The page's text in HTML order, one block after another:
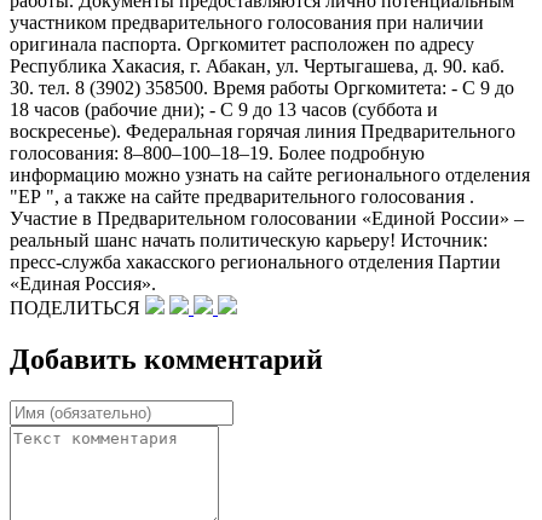
участником предварительного голосования при наличии
оригинала паспорта. Оргкомитет расположен по адресу
Республика Хакасия, г. Абакан, ул. Чертыгашева, д. 90. каб.
30. тел. 8 (3902) 358500. Время работы Оргкомитета: - С 9 до
18 часов (рабочие дни); - С 9 до 13 часов (суббота и
воскресенье). Федеральная горячая линия Предварительного
голосования: 8–800–100–18–19. Более подробную
информацию можно узнать на сайте регионального отделения
"ЕР ", а также на сайте предварительного голосования .
Участие в Предварительном голосовании «Единой России» –
реальный шанс начать политическую карьеру! Источник:
пресс-служба хакасского регионального отделения Партии
«Единая Россия».
ПОДЕЛИТЬСЯ
Добавить комментарий